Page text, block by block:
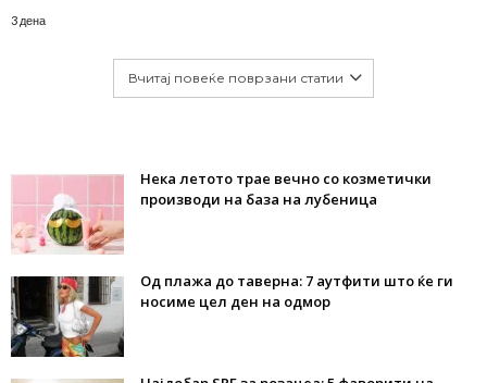
3 дена
Вчитај повеќе поврзани статии
Нека летото трае вечно со козметички
производи на база на лубеница
Од плажа до таверна: 7 аутфити што ќе ги
носиме цел ден на одмор